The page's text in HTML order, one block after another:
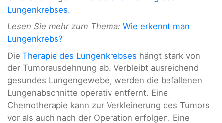
Lungenkrebses.
Lesen Sie mehr zum Thema: Wie erkennt man
Lungenkrebs?
Die Therapie des Lungenkrebses hängt stark von
der Tumorausdehnung ab. Verbleibt ausreichend
gesundes Lungengewebe, werden die befallenen
Lungenabschnitte operativ entfernt. Eine
Chemotherapie kann zur Verkleinerung des Tumors
vor als auch nach der Operation erfolgen. Eine